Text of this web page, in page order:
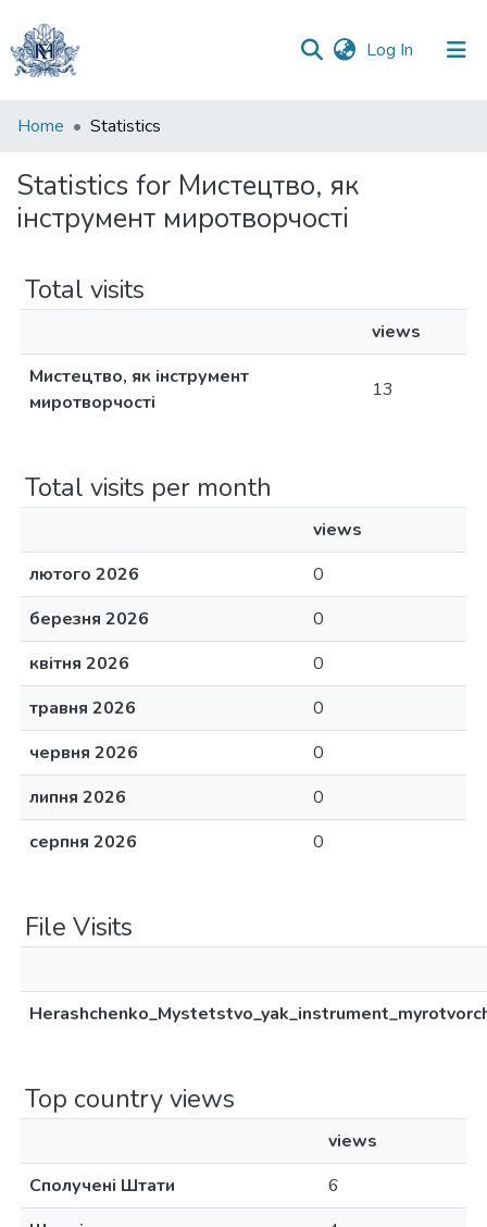
Log In (current)
Communities
Collections
All of DSpace
Home Statistics
Statistics for Мистецтво, як
інструмент миротворчості
Total visits
views
Мистецтво, як інструмент
миротворчості
13
Total visits per month
views
лютого 2026
0
березня 2026
0
квітня 2026
0
травня 2026
0
червня 2026
0
липня 2026
0
серпня 2026
0
File Visits
Top country views
views
Сполучені Штати
6